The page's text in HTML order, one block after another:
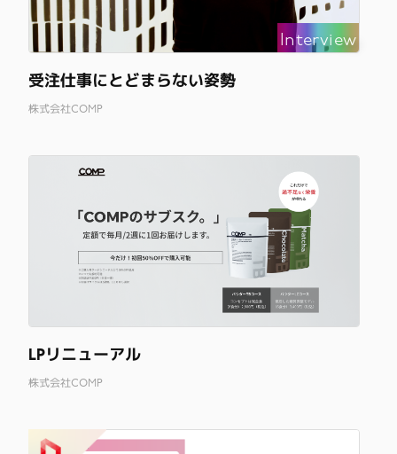
受注仕事にとどまらない姿勢
株式会社COMP
Interview
LPリニューアル
株式会社COMP